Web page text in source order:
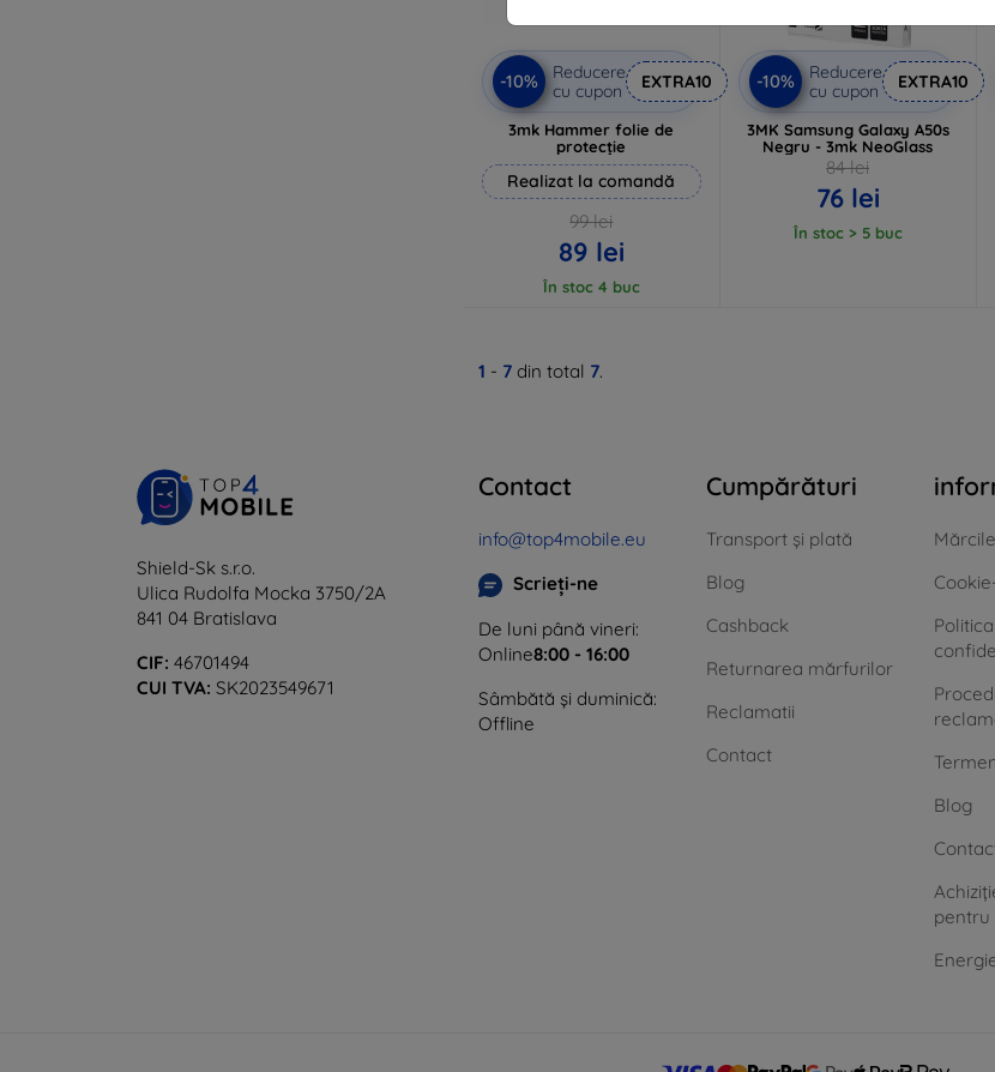
-10%
Reducere
cu cupon
EXTRA10
3mk Hammer folie de
protecție
Realizat la comandă
99 lei
89 lei
În stoc 4 buc
-10%
Reducere
cu cupon
EXTRA10
3MK Samsung Galaxy A50s
Negru - 3mk NeoGlass
84 lei
76 lei
În stoc > 5 buc
1 - 7 din total 7.
Shield-Sk s.r.o.
Ulica Rudolfa Mocka 3750/2A
841 04 Bratislava
CIF: 46701494
CUI TVA: SK2023549671
Contact
info@top4mobile.eu
Scrieți-ne
De luni până vineri:
Online8:00 - 16:00
Sâmbătă și duminică:
Offline
Cumpărături
Transport și plată
Blog
Cashback
Returnarea mărfurilor
Reclamatii
Contact
Blog